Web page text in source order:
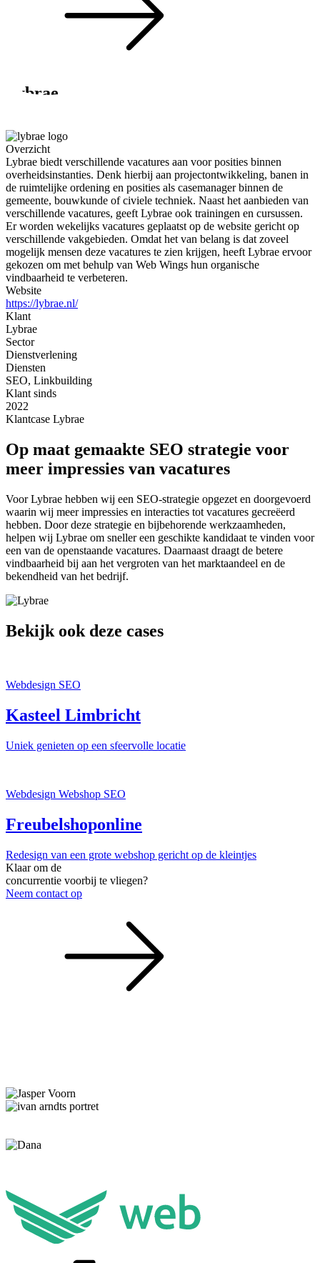
Lybrae
Overzicht
Lybrae biedt verschillende vacatures aan voor posities binnen
overheidsinstanties. Denk hierbij aan projectontwikkeling, banen in
de ruimtelijke ordening en posities als casemanager binnen de
gemeente, bouwkunde of civiele techniek. Naast het aanbieden van
verschillende vacatures, geeft Lybrae ook trainingen en cursussen.
Er worden wekelijks vacatures geplaatst op de website gericht op
verschillende vakgebieden. Omdat het van belang is dat zoveel
mogelijk mensen deze vacatures te zien krijgen, heeft Lybrae ervoor
gekozen om met behulp van Web Wings hun organische
vindbaarheid te verbeteren.
Website
https://lybrae.nl/
Klant
Lybrae
Sector
Dienstverlening
Diensten
SEO, Linkbuilding
Klant sinds
2022
Klantcase Lybrae
Op maat gemaakte SEO strategie voor
meer impressies van vacatures
Voor Lybrae hebben wij een SEO-strategie opgezet en doorgevoerd
waarin wij meer impressies en interacties tot vacatures gecreëerd
hebben. Door deze strategie en bijbehorende werkzaamheden,
helpen wij Lybrae om sneller een geschikte kandidaat te vinden voor
een van de openstaande vacatures. Daarnaast draagt de betere
vindbaarheid bij aan het vergroten van het marktaandeel en de
bekendheid van het bedrijf.
Bekijk ook deze cases
Webdesign SEO
Kasteel Limbricht
Uniek genieten op een sfeervolle locatie
Webdesign Webshop SEO
Freubelshoponline
Redesign van een grote webshop gericht op de kleintjes
Klaar om de
concurrentie voorbij te vliegen?
Neem contact op